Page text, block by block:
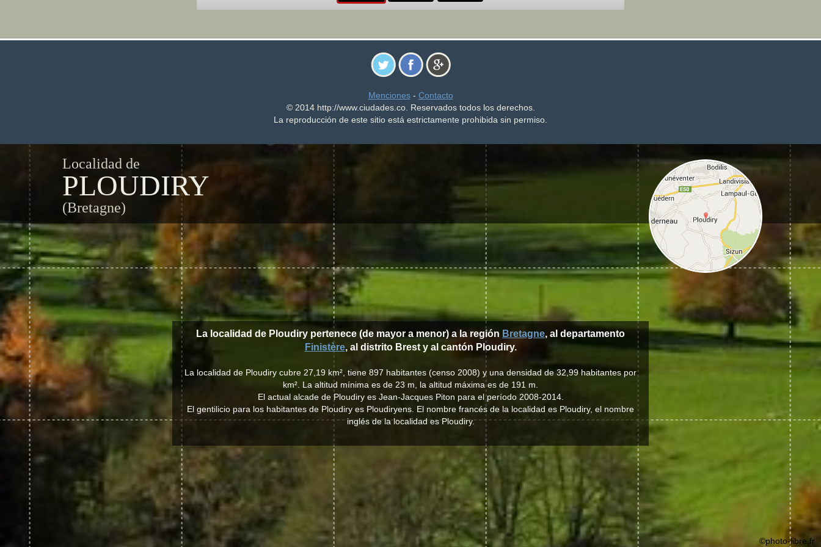
Menciones- Contacto
© 2014 http://www.ciudades.co. Reservados todos los derechos.
La reproducción de este sitio está estrictamente prohibida sin permiso.
Localidad de
PLOUDIRY
(Bretagne)
La localidad de Ploudiry pertenece (de mayor a menor) a la región Bretagne, al departamento
Finistère, al distrito Brest y al cantón Ploudiry.
La localidad de Ploudiry cubre 27,19 km², tiene 897 habitantes (censo 2008) y una densidad de 32,99 habitantes por
km². La altitud mínima es de 23 m, la altitud máxima es de 191 m.
El actual alcade de Ploudiry es Jean-Jacques Piton para el período 2008-2014.
El gentilicio para los habitantes de Ploudiry es Ploudiryens. El nombre francés de la localidad es Ploudiry, el nombre
inglés de la localidad es Ploudiry.
©photo-libre.fr